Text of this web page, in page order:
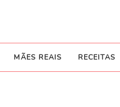
MÃES REAIS RECEITAS